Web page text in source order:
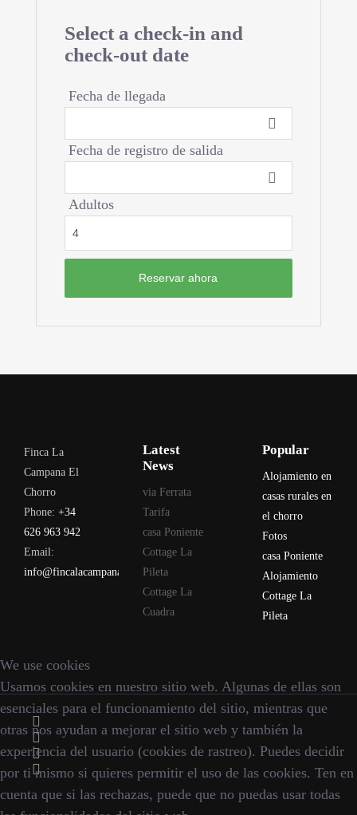
Select a check-in and
check-out date
Fecha de llegada
Fecha de registro de salida
Adultos
Finca La
Campana El
Chorro
Phone: +34
626 963 942
Email:
info@fincalacampana.com
Latest
News
via Ferrata
Tarifa
casa Poniente
Cottage La
Pileta
Cottage La
Cuadra
Popular
Alojamiento en
casas rurales en
el chorro
Fotos
casa Poniente
Alojamiento
Cottage La
Pileta
We use cookies
Usamos cookies en nuestro sitio web. Algunas de ellas son
esenciales para el funcionamiento del sitio, mientras que
otras nos ayudan a mejorar el sitio web y también la
experiencia del usuario (cookies de rastreo). Puedes decidir
por ti mismo si quieres permitir el uso de las cookies. Ten en
cuenta que si las rechazas, puede que no puedas usar todas